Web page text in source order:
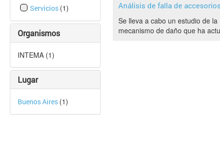
Servicios (1)
Organismos
INTEMA (1)
Lugar
Buenos Aires (1)
Análisis de falla de
Se lleva a cabo un estudio de
mecanismo de daño que ha